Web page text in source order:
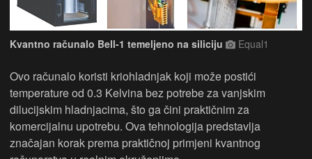
Kvantno računalo Bell-1 temeljeno na siliciju Equal1
Ovo računalo koristi kriohladnjak koji može postići
temperature od 0.3 Kelvina bez potrebe za vanjskim
dilucijskim hladnjacima, što ga čini praktičnim za
komercijalnu upotrebu. Ova tehnologija predstavlja
značajan korak prema praktičnoj primjeni kvantnog